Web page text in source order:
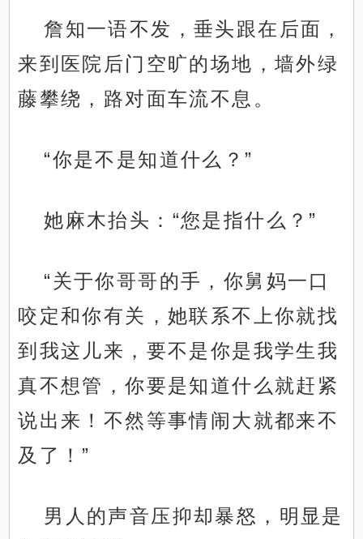
詹知一语不发，垂头跟在后面，
来到医院后门空旷的场地，墙外绿
藤攀绕，路对面车流不息。
“你是不是知道什么？”
她麻木抬头：“您是指什么？”
“关于你哥哥的手，你舅妈一口
咬定和你有关，她联系不上你就找
到我这儿来，要不是你是我学生我
真不想管，你要是知道什么就赶紧
说出来！不然等事情闹大就都来不
及了！”
男人的声音压抑却暴怒，明显是